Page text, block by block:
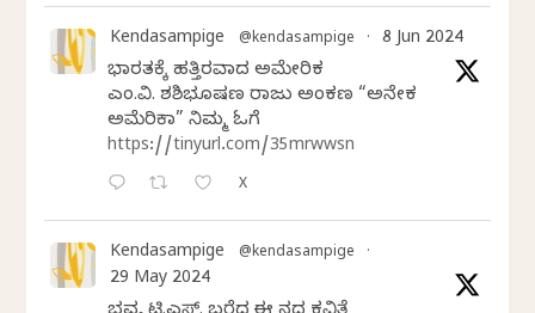
Kendasampige @kendasampige · 8 Jun 2024
ಭಾರತಕ್ಕೆ ಹತ್ತಿರವಾದ ಅಮೇರಿಕ
ಎಂ.ವಿ. ಶಶಿಭೂಷಣ ರಾಜು ಅಂಕಣ “ಅನೇಕ
ಅಮೆರಿಕಾ” ನಿಮ್ಮ ಓದಿಗೆ
https://tinyurl.com/35mrwwsn
X
Kendasampige @kendasampige ·
29 May 2024